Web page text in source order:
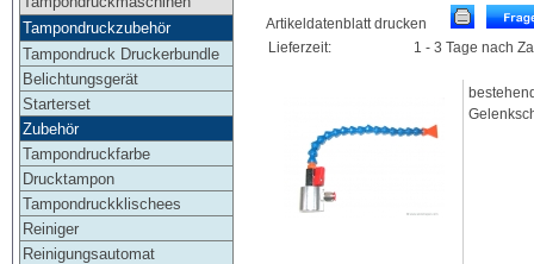
Tampondruckzubehör
Tampondruck Druckerbundle
Belichtungsgerät
Starterset
Zubehör
Tampondruckfarbe
Drucktampon
Tampondruckklischees
Reiniger
Reinigungsautomat
Artikeldatenblatt drucken
Lieferzeit:
1 - 3 Tage nach